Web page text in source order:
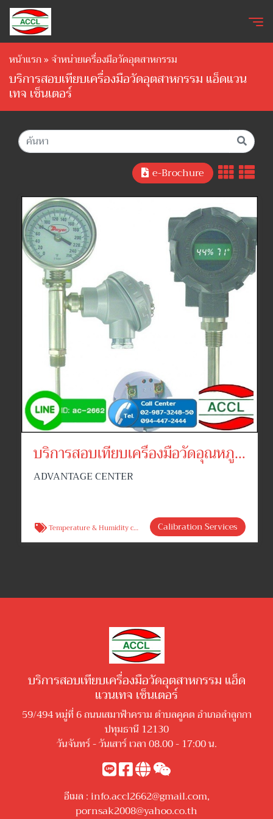
หน้าแรก»จำหน่ายเครื่องมือวัดอุตสาหกรรม
บริการสอบเทียบเครื่องมือวัดอุตสาหกรรม แอ็ดแวน
เทจ เซ็นเตอร์
e-Brochure
บริการสอบเทียบเครื่องมือวัดอุณหภูมิ สอบเทียบเครื่องวัดความชื้น
ADVANTAGE CENTER
Temperature & Humidity calibration Calibration Services
บริการสอบเทียบเครื่องมือวัดอุตสาหกรรม แอ็ด
แวนเทจ เซ็นเตอร์
59/494 หมู่ที่ 6 ถนนเสมาฟ้าคราม ตำบลคูคต อำเภอลำลูกกา
ปทุมธานี 12130
วันจันทร์ - วันเสาร์ เวลา 08.00 - 17:00 น.
อีเมล :info.accl2662@gmail.com,
pornsak2008@yahoo.co.th